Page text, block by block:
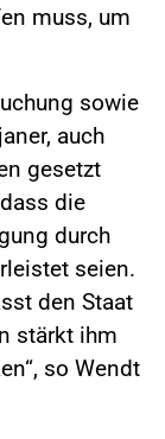
muss, um
sowie
auch
gesetzt
die
durch
seien.
den Staat
stärkt ihm
so Wendt